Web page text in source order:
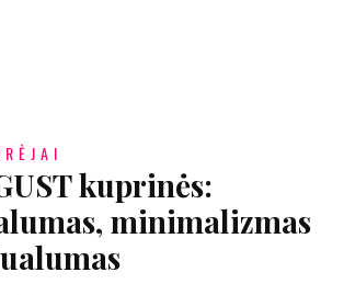
kuprinės:
minimalizmas